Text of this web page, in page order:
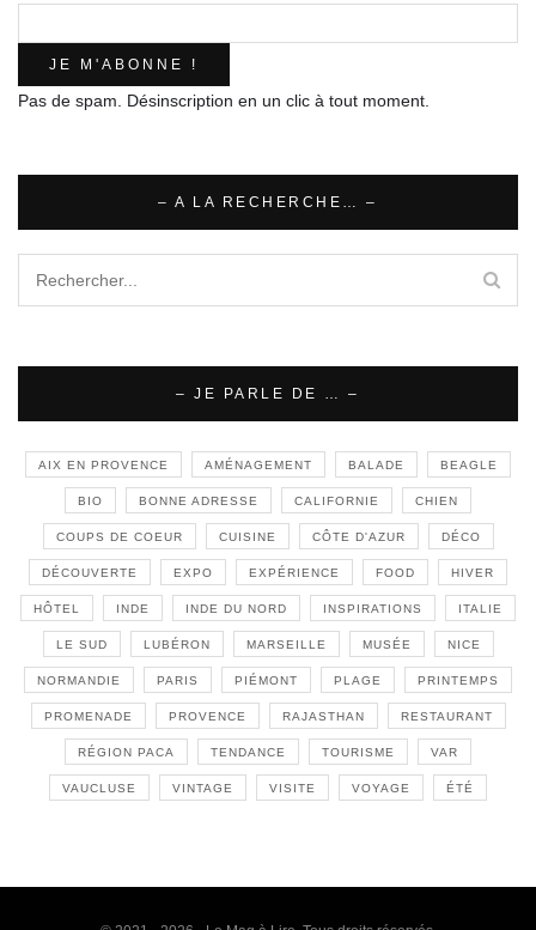
Pas de spam. Désinscription en un clic à tout moment.
– A LA RECHERCHE… –
– JE PARLE DE … –
AIX EN PROVENCE AMÉNAGEMENT BALADE BEAGLE
BIO BONNE ADRESSE CALIFORNIE CHIEN
COUPS DE COEUR CUISINE CÔTE D'AZUR DÉCO
DÉCOUVERTE EXPO EXPÉRIENCE FOOD HIVER
HÔTEL INDE INDE DU NORD INSPIRATIONS ITALIE
LE SUD LUBÉRON MARSEILLE MUSÉE NICE
NORMANDIE PARIS PIÉMONT PLAGE PRINTEMPS
PROMENADE PROVENCE RAJASTHAN RESTAURANT
RÉGION PACA TENDANCE TOURISME VAR
VAUCLUSE VINTAGE VISITE VOYAGE ÉTÉ